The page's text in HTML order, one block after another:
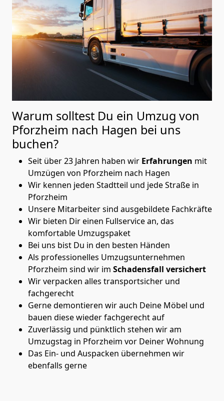
Warum solltest Du ein Umzug von
Pforzheim nach Hagen bei uns
buchen?
Seit über 23 Jahren haben wir Erfahrungen mit
Umzügen von Pforzheim nach Hagen
Wir kennen jeden Stadtteil und jede Straße in
Pforzheim
Unsere Mitarbeiter sind ausgebildete Fachkräfte
Wir bieten Dir einen Fullservice an, das
komfortable Umzugspaket
Bei uns bist Du in den besten Händen
Als professionelles Umzugsunternehmen
Pforzheim sind wir im Schadensfall versichert
Wir verpacken alles transportsicher und
fachgerecht
Gerne demontieren wir auch Deine Möbel und
bauen diese wieder fachgerecht auf
Zuverlässig und pünktlich stehen wir am
Umzugstag in Pforzheim vor Deiner Wohnung
Das Ein- und Auspacken übernehmen wir
ebenfalls gerne